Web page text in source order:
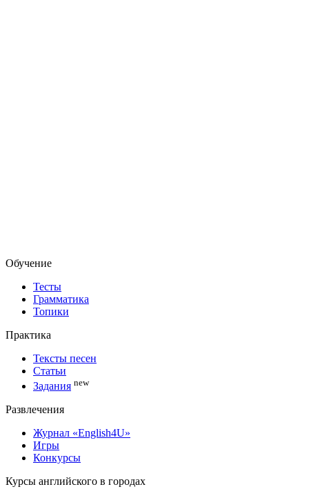
Обучение
Тесты
Грамматика
Топики
Практика
Тексты песен
Статьи
Задания new
Развлечения
Журнал «English4U»
Игры
Конкурсы
Курсы английского в городах